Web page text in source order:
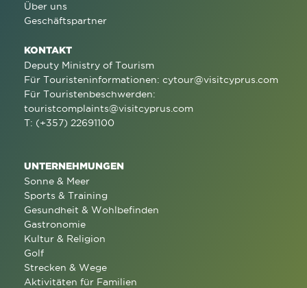
Über uns
Geschäftspartner
KONTAKT
Deputy Ministry of Tourism
Für Touristeninformationen: cytour@visitcyprus.com
Für Touristenbeschwerden:
touristcomplaints@visitcyprus.com
T: (+357) 22691100
UNTERNEHMUNGEN
Sonne & Meer
Sports & Training
Gesundheit & Wohlbefinden
Gastronomie
Kultur & Religion
Golf
Strecken & Wege
Aktivitäten für Familien